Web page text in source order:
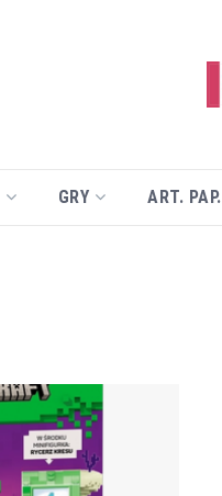
GRY ART. PAP.